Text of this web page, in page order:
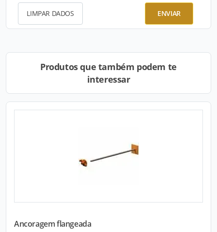
LIMPAR DADOS ENVIAR
Produtos que também podem te
interessar
Ancoragem flangeada